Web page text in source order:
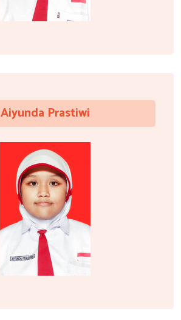
Aiyunda Prastiwi